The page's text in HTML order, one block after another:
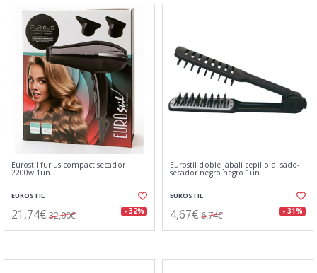
Eurostil furius compact secador
2200w 1un
EUROSTIL
21,74€ 32,00€ - 32%
Eurostil doble jabali cepillo alisado-
secador negro negro 1un
EUROSTIL
4,67€ 6,74€ - 31%